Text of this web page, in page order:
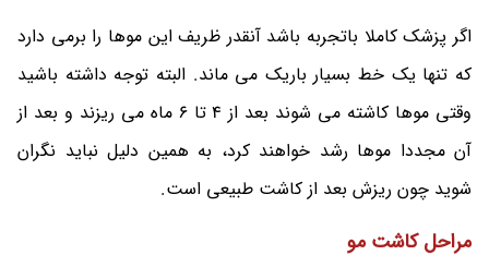
اگر پزشک کاملا باتجربه باشد آنقدر ظریف این موها را برمی دارد
که تنها یک خط بسیار باریک می ماند. البته توجه داشته باشید
وقتی موها کاشته می شوند بعد از 4 تا 6 ماه می ریزند و بعد از
آن مجددا موها رشد خواهند کرد، به همین دلیل نباید نگران
شوید چون ریزش بعد از کاشت طبیعی است.
مراحل کاشت مو